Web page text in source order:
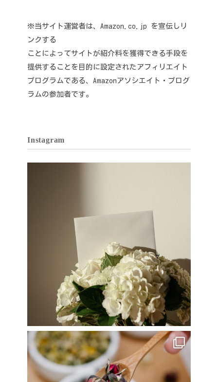
※当サイト運営者は、Amazon.co.jp を宣伝しリ
ンクする
ことによってサイトが紹介料を獲得できる手段を
提供することを目的に設定されたアフィリエイト
プログラムである、Amazonアソシエイト・プログ
ラムの参加者です。
Instagram